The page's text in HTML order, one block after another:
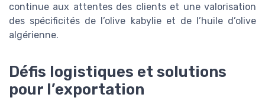
continue aux attentes des clients et une valorisation
des spécificités de l’olive kabylie et de l’huile d’olive
algérienne.
Défis logistiques et solutions
pour l’exportation